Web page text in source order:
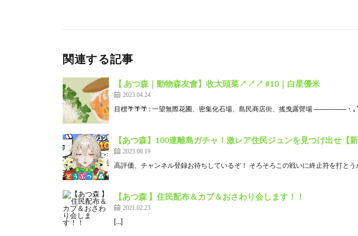
関連する記事
【 あつ森｜動物森友會】收大頭菜↗↗↗ #10｜白星優米
2023.04.24
目標🌴🌴🌴 : 一望無際花圃、密集化石場、島民商店街、搖曳露營場 ─────── ･
【あつ森】100連離島ガチャ！激レア住民ジュンを見つけ出せ【
2023.08.19
高評価、チャンネル登録お待ちしているぞ！ そろそろこの戦いに終止符を打
【あつ森 】住民配布＆カブ＆おさわり会します！！
2021.02.23
[…]